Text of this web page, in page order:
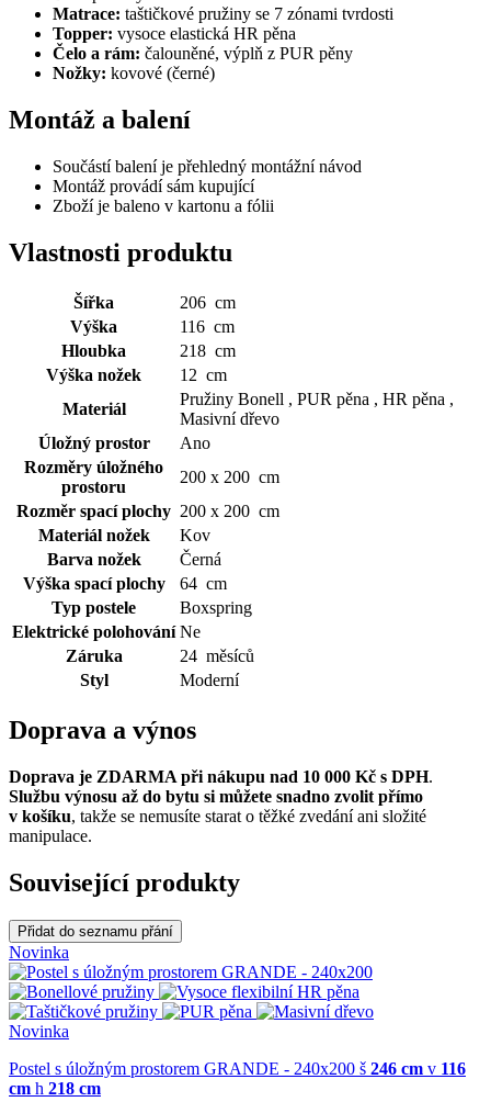
Matrace: taštičkové pružiny se 7 zónami tvrdosti
Topper: vysoce elastická HR pěna
Čelo a rám: čalouněné, výplň z PUR pěny
Nožky: kovové (černé)
Montáž a balení
Součástí balení je přehledný montážní návod
Montáž provádí sám kupující
Zboží je baleno v kartonu a fólii
Vlastnosti produktu
Šířka
206 cm
Výška
116 cm
Hloubka
218 cm
Výška nožek
12 cm
Materiál
Pružiny Bonell , PUR pěna , HR pěna ,
Masivní dřevo
Úložný prostor
Ano
Rozměry úložného
prostoru
200 x 200 cm
Rozměr spací plochy 200 x 200 cm
Materiál nožek
Kov
Barva nožek
Černá
Výška spací plochy
64 cm
Typ postele
Boxspring
Elektrické polohování Ne
Záruka
24 měsíců
Styl
Moderní
Doprava a výnos
Doprava je ZDARMA při nákupu nad 10 000 Kč s DPH.
Službu výnosu až do bytu si můžete snadno zvolit přímo
v košíku, takže se nemusíte starat o těžké zvedání ani složité
manipulace.
Související produkty
Přidat do seznamu přání
Novinka
Novinka
Postel s úložným prostorem GRANDE - 240x200 š 246 cm v 116
cm h 218 cm